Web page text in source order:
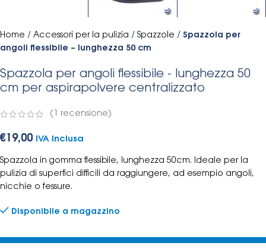
Home / Accessori per la pulizia / Spazzole / Spazzola per
angoli flessibile – lunghezza 50 cm
Spazzola per angoli flessibile - lunghezza 50
cm per aspirapolvere centralizzato
( 1 recensione)
€ 19,00 IVA Inclusa
Spazzola in gomma flessibile, lunghezza 50cm. Ideale per la
pulizia di superfici difficili da raggiungere, ad esempio angoli,
nicchie o fessure.
Disponibile a magazzino